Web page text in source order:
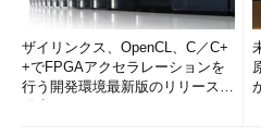
ザイリンクス、OpenCL、C／C+
+でFPGAアクセラレーションを
行う開発環境最新版のリリースを